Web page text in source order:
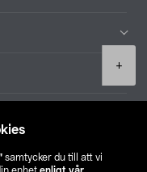
samtycker du till att vi
+